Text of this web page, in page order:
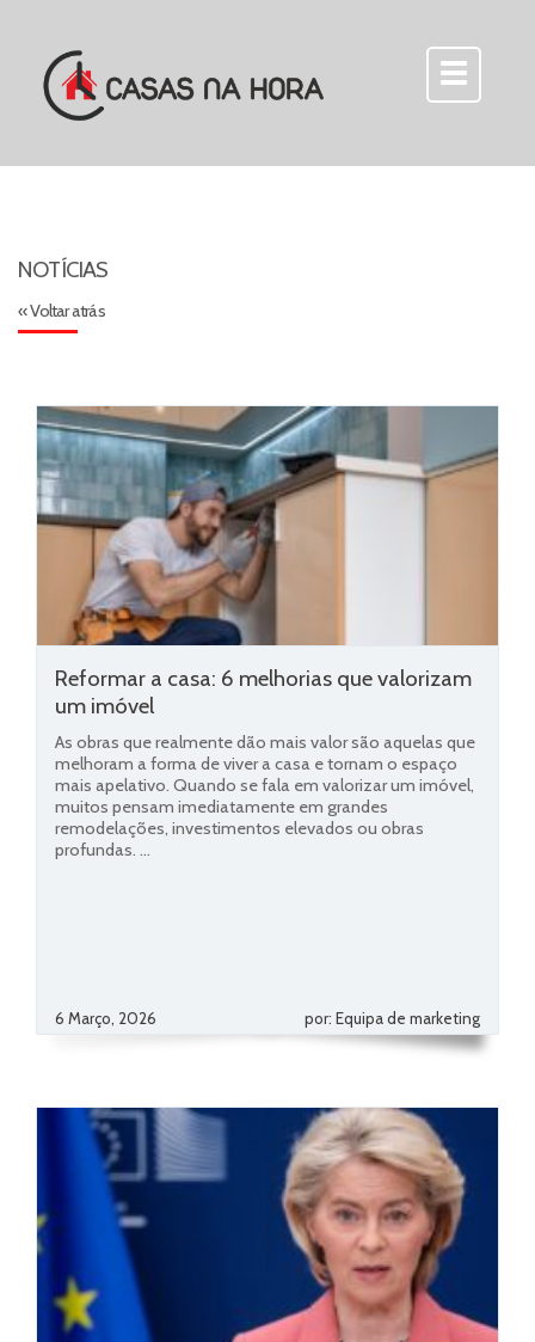
NOTÍCIAS
« Voltar atrás
Reformar a casa: 6 melhorias que valorizam
um imóvel
As obras que realmente dão mais valor são aquelas que
melhoram a forma de viver a casa e tornam o espaço
mais apelativo. Quando se fala em valorizar um imóvel,
muitos pensam imediatamente em grandes
remodelações, investimentos elevados ou obras
profundas. ...
6 Março, 2026 por: Equipa de marketing